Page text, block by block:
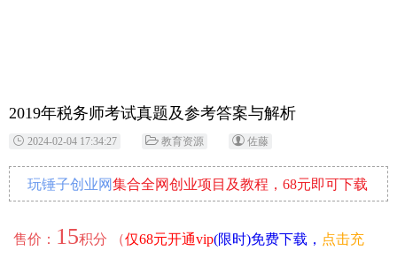
2019年税务师考试真题及参考答案与解析
2024-02-04 17:34:27 教育资源 佐藤
玩锤子创业网集合全网创业项目及教程，68元即可下载
售价： 15积分 （仅68元开通vip(限时)免费下载， 点击充